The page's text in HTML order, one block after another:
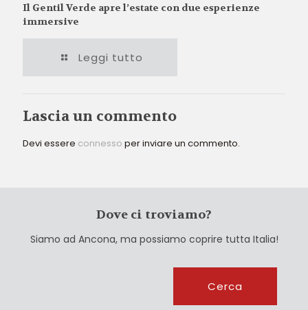
Il Gentil Verde apre l’estate con due esperienze
immersive
Leggi tutto
Lascia un commento
Devi essere connesso per inviare un commento.
Dove ci troviamo?
Siamo ad Ancona, ma possiamo coprire tutta Italia!
Cerca